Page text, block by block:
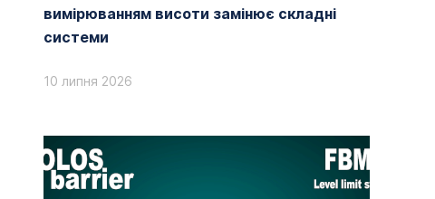
вимірюванням висоти замінює складні
системи
10 липня 2026